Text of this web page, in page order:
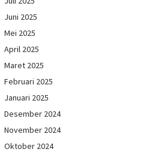
Juni 2025
Mei 2025
April 2025
Maret 2025
Februari 2025
Januari 2025
Desember 2024
November 2024
Oktober 2024